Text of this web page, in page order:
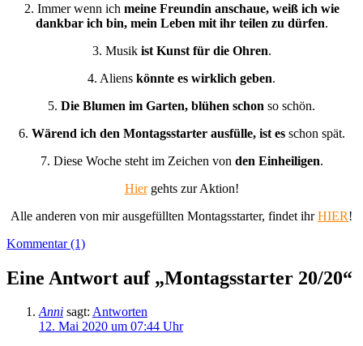
2. Immer wenn ich meine Freundin anschaue, weiß ich wie
dankbar ich bin, mein Leben mit ihr teilen zu dürfen.
3. Musik ist Kunst für die Ohren.
4. Aliens könnte es wirklich geben.
5. Die Blumen im Garten, blühen schon so schön.
6. Wärend ich den Montagsstarter ausfülle, ist esschon spät.
7. Diese Woche steht im Zeichen von den Einheiligen.
Hiergehts zur Aktion!
Alle anderen von mir ausgefüllten Montagsstarter, findet ihrHIER!
Kommentar (1)
Eine Antwort auf „Montagsstarter 20/20“
Anni sagt: Antworten
12. Mai 2020 um 07:44 Uhr